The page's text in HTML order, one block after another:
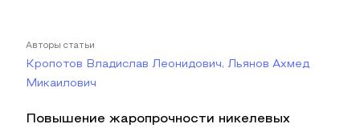
Авторы статьи
Кропотов Владислав Леонидович, Льянов Ахмед
Микаилович
Повышение жаропрочности никелевых